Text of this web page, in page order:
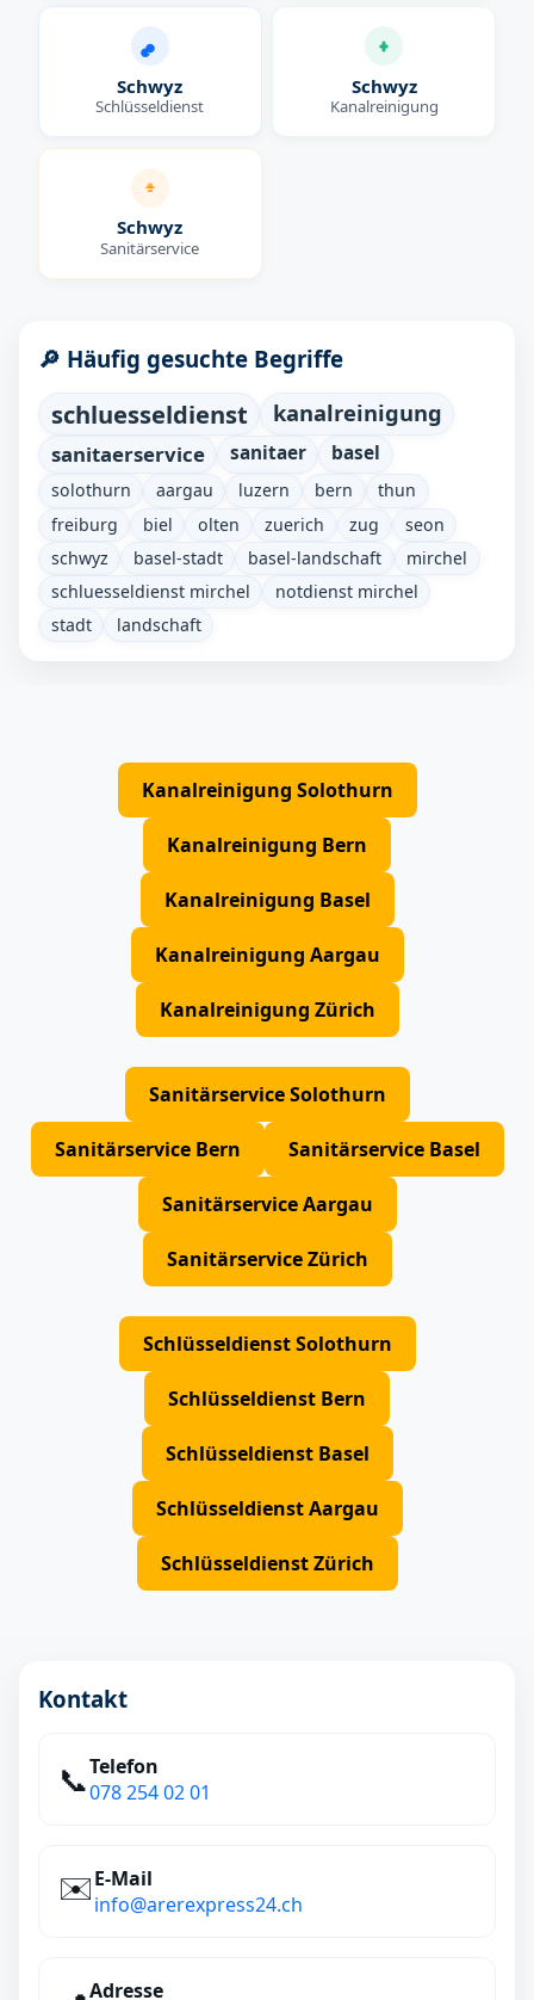
Schwyz
Schlüsseldienst
Schwyz
Kanalreinigung
Schwyz
Sanitärservice
🔎 Häufig gesuchte Begriffe
schluesseldienst kanalreinigung
sanitaerservice sanitaer basel
solothurn aargau luzern bern
thun
freiburg
biel olten zuerich zug
seon
schwyz
basel-stadt basel-landschaft
mirchel
schluesseldienst mirchel
notdienst mirchel
stadt
landschaft
Kanalreinigung Solothurn
Kanalreinigung Bern
Kanalreinigung Basel
Kanalreinigung Aargau
Kanalreinigung Zürich
Sanitärservice Solothurn
Sanitärservice Bern Sanitärservice Basel
Sanitärservice Aargau
Sanitärservice Zürich
Schlüsseldienst Solothurn
Schlüsseldienst Bern
Schlüsseldienst Basel
Schlüsseldienst Aargau
Schlüsseldienst Zürich
Kontakt
📞Telefon
078 254 02 01
✉️E‑Mail
info@arerexpress24.ch
Adresse